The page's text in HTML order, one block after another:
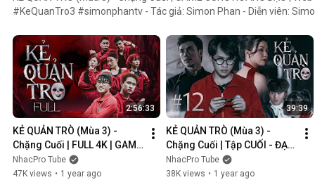
#KeQuanTro3 #simonphantv - Tác giả: Simon Phan - Diễn viên: Simon Phan, Bnat, Huỳnh Nhựt,
hơi hướng của show truyền hình thực tế, nhưng dần trở nên đen tối
người chiến thắng cuối cùng?. Mục đích của KẺ QUẢN TRÒ là gì?. Và
mặt nạ. Tất cả sẽ tiết lộ trong seri web drama KẺ QUẢN TRÒ (Mùa
Huỳnh Nhựt _ Diễn viên Huỳnh Nhựt Bnat _ Ca sĩ Bnat Bảo Ngân _
TikToker Trúc Khánh Duy _ Nghệ sĩ Khánh Duy Simon Phan _ Em trai
2:56:33
KẺ QUẢN TRÒ (Mùa 3) -
Chặng Cuối | FULL 4K | GAME
CUNG HOÀNG ĐẠO || Web
Drama 2025
NhacPro Tube
47K views • 1 year ago
39:39
KẺ QUẢN TRÒ (Mùa 3) -
Chặng Cuối | Tập CUỐI - ĐẠI
KẾT CỤC | GAME CUNG
HOÀNG ĐẠO || Web Drama
NhacPro Tube
38K views • 1 year ago